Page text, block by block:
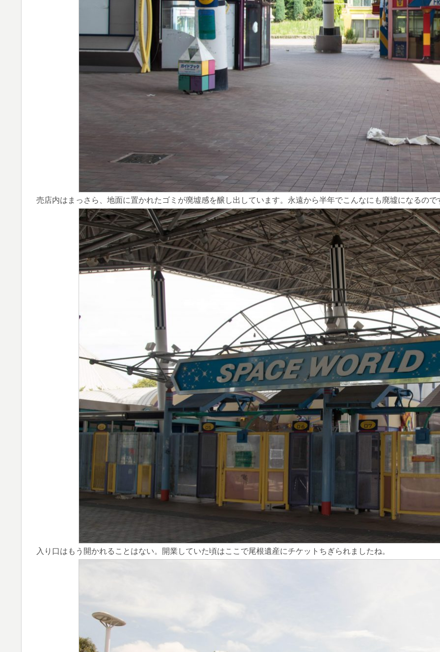
売店内はまっさら、地面に置かれたゴミが廃墟感を醸し出しています。永遠から半年でこんなにも廃墟になるので
入り口はもう開かれることはない。開業していた頃はここで尾根遺産にチケットちぎられましたね。